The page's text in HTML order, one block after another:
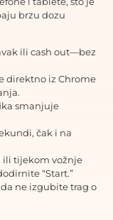
brzu dozu
ili cash out—bez
direktno iz Chrome
smanjuje
čak i na
ili tijekom vožnje
“Start.”
ne izgubite trag o